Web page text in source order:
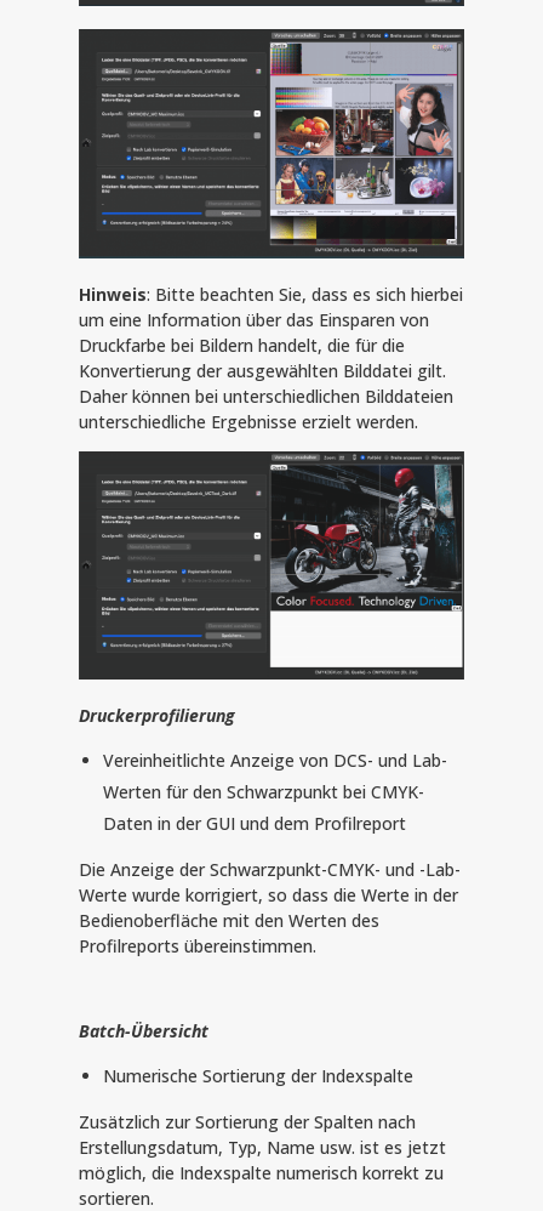
Hinweis: Bitte beachten Sie, dass es sich hierbei
um eine Information über das Einsparen von
Druckfarbe bei Bildern handelt, die für die
Konvertierung der ausgewählten Bilddatei gilt.
Daher können bei unterschiedlichen Bilddateien
unterschiedliche Ergebnisse erzielt werden.
Druckerprofilierung
Vereinheitlichte Anzeige von DCS- und Lab-
Werten für den Schwarzpunkt bei CMYK-
Daten in der GUI und dem Profilreport
Die Anzeige der Schwarzpunkt-CMYK- und -Lab-
Werte wurde korrigiert, so dass die Werte in der
Bedienoberfläche mit den Werten des
Profilreports übereinstimmen.
Batch-Übersicht
Numerische Sortierung der Indexspalte
Zusätzlich zur Sortierung der Spalten nach
Erstellungsdatum, Typ, Name usw. ist es jetzt
möglich, die Indexspalte numerisch korrekt zu
sortieren.